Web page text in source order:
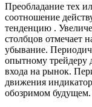
Преобладание тех
соотношение
тенденцию .
столбцов отмечает
убывание.
опытному трейдеру
входа на рынок.
движения
обозримом будущем.